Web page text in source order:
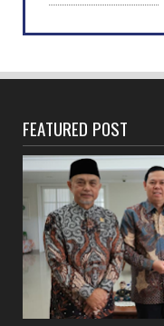
Realisasi
Rawat Tenaga
FEATURED POST